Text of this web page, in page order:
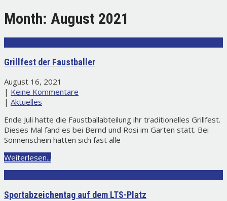
Month: August 2021
Grillfest der Faustballer
August 16, 2021
| Keine Kommentare
| Aktuelles
Ende Juli hatte die Faustballabteilung ihr traditionelles Grillfest.
Dieses Mal fand es bei Bernd und Rosi im Garten statt. Bei
Sonnenschein hatten sich fast alle
Weiterlesen...
Sportabzeichentag auf dem LTS-Platz